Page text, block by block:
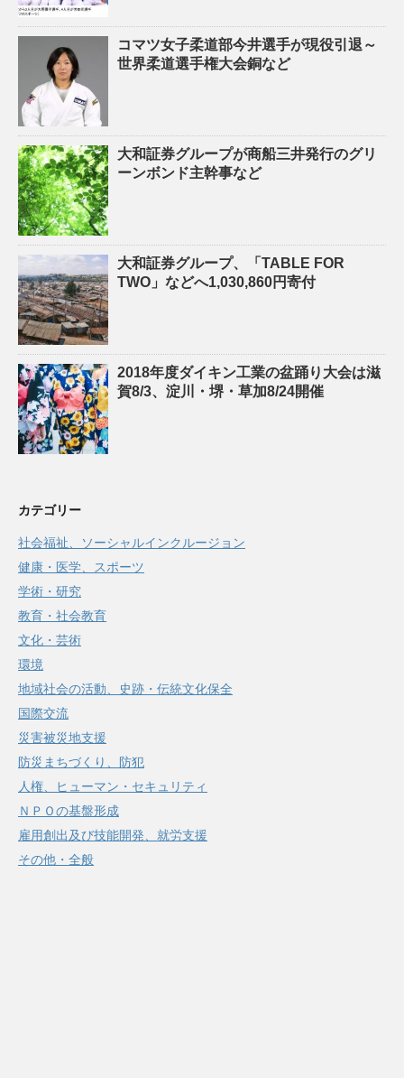
コマツ女子柔道部今井選手が現役引退～
世界柔道選手権大会銅など
大和証券グループが商船三井発行のグリ
ーンボンド主幹事など
大和証券グループ、「TABLE FOR
TWO」などへ1,030,860円寄付
2018年度ダイキン工業の盆踊り大会は滋
賀8/3、淀川・堺・草加8/24開催
カテゴリー
社会福祉、ソーシャルインクルージョン
健康・医学、スポーツ
学術・研究
教育・社会教育
文化・芸術
環境
地域社会の活動、史跡・伝統文化保全
国際交流
災害被災地支援
防災まちづくり、防犯
人権、ヒューマン・セキュリティ
ＮＰＯの基盤形成
雇用創出及び技能開発、就労支援
その他・全般